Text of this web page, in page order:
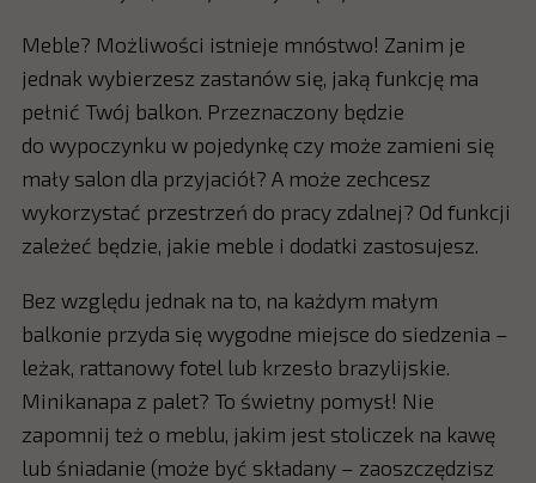
Meble? Możliwości istnieje mnóstwo! Zanim je
jednak wybierzesz zastanów się, jaką funkcję ma
pełnić Twój balkon. Przeznaczony będzie
do wypoczynku w pojedynkę czy może zamieni się
mały salon dla przyjaciół? A może zechcesz
wykorzystać przestrzeń do pracy zdalnej? Od funkcji
zależeć będzie, jakie meble i dodatki zastosujesz.
Bez względu jednak na to, na każdym małym
balkonie przyda się wygodne miejsce do siedzenia –
leżak, rattanowy fotel lub krzesło brazylijskie.
Minikanapa z palet? To świetny pomysł! Nie
zapomnij też o meblu, jakim jest stoliczek na kawę
lub śniadanie (może być składany – zaoszczędzisz